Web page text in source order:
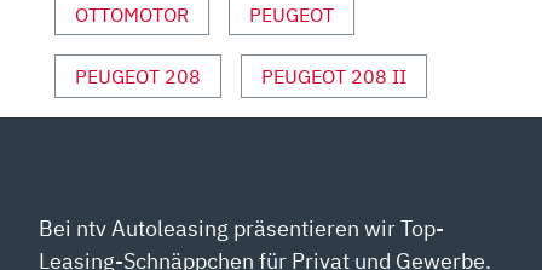
CHECK“
VON
YOUTUBE
ANZEIGEN
OTTOMOTOR PEUGEOT
PEUGEOT 208 PEUGEOT 208 II
Bei ntv Autoleasing präsentieren wir Top-
Leasing-Schnäppchen für Privat und Gewerbe.